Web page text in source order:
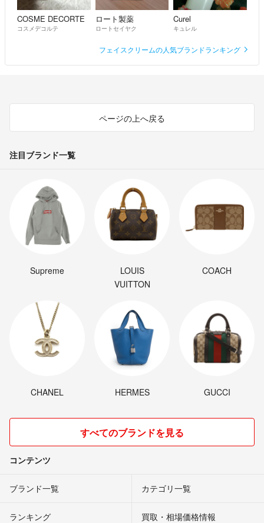
COSME DECORTE
コスメデコルテ
ロート製薬
ロートセイヤク
Curel
キュレル
フェイスクリームの人気ブランドランキング
ページの上へ戻る
注目ブランド一覧
Supreme
LOUIS
VUITTON
COACH
CHANEL HERMES GUCCI
すべてのブランドを見る
コンテンツ
ブランド一覧 カテゴリ一覧
ランキング 買取・相場価格情報